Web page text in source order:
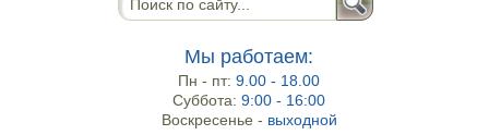
Мы работаем:
Пн - пт:9.00 - 18.00
Суббота:9:00 - 16:00
Воскресенье - выходной